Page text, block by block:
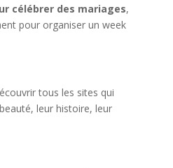
célébrer des mariages,
pour organiser un week
tous les sites qui
leur histoire, leur